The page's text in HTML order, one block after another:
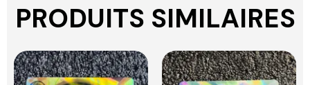
PRODUITS SIMILAIRES